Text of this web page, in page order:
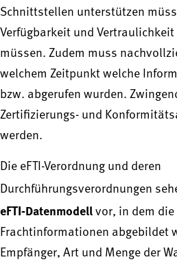
Schnittstellen unterstützen
Verfügbarkeit und
müssen. Zudem muss
welchem Zeitpunkt welche
bzw. abgerufen wurden.
Zertifizierungs- und
werden.
Die eFTI-Verordnung und deren
Durchführungsverordnungen
eFTI‑Datenmodell vor, in dem
Frachtinformationen abgebildet
Empfänger, Art und Menge der